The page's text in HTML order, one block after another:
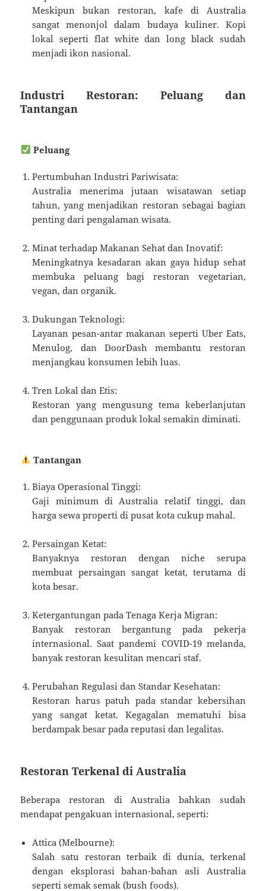
Meskipun bukan restoran, kafe di Australia
sangat menonjol dalam budaya kuliner. Kopi
lokal seperti flat white dan long black sudah
menjadi ikon nasional.
Industri Restoran: Peluang dan
Tantangan
Peluang
Pertumbuhan Industri Pariwisata:
Australia menerima jutaan wisatawan setiap
tahun, yang menjadikan restoran sebagai bagian
penting dari pengalaman wisata.
Minat terhadap Makanan Sehat dan Inovatif:
Meningkatnya kesadaran akan gaya hidup sehat
membuka peluang bagi restoran vegetarian,
vegan, dan organik.
Dukungan Teknologi:
Layanan pesan-antar makanan seperti Uber Eats,
Menulog, dan DoorDash membantu restoran
menjangkau konsumen lebih luas.
Tren Lokal dan Etis:
Restoran yang mengusung tema keberlanjutan
dan penggunaan produk lokal semakin diminati.
Tantangan
Biaya Operasional Tinggi:
Gaji minimum di Australia relatif tinggi, dan
harga sewa properti di pusat kota cukup mahal.
Persaingan Ketat:
Banyaknya restoran dengan niche serupa
membuat persaingan sangat ketat, terutama di
kota besar.
Ketergantungan pada Tenaga Kerja Migran:
Banyak restoran bergantung pada pekerja
internasional. Saat pandemi COVID-19 melanda,
banyak restoran kesulitan mencari staf.
Perubahan Regulasi dan Standar Kesehatan:
Restoran harus patuh pada standar kebersihan
yang sangat ketat. Kegagalan mematuhi bisa
berdampak besar pada reputasi dan legalitas.
Restoran Terkenal di Australia
Beberapa restoran di Australia bahkan sudah
mendapat pengakuan internasional, seperti:
Attica (Melbourne):
Salah satu restoran terbaik di dunia, terkenal
dengan eksplorasi bahan-bahan asli Australia
seperti semak semak (bush foods).